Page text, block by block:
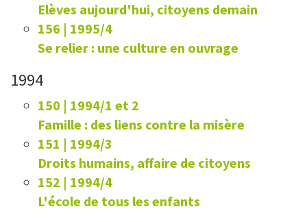
Elèves aujourd'hui, citoyens demain
156 | 1995/4
Se relier : une culture en ouvrage
1994
150 | 1994/1 et 2
Famille : des liens contre la misère
151 | 1994/3
Droits humains, affaire de citoyens
152 | 1994/4
L'école de tous les enfants